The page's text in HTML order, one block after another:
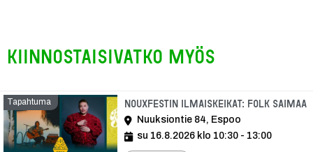
Kiinnostaisivatko myös
Tapahtuma Nouxfestin ilmaiskeikat: Folk Saimaa
Nuuksiontie 84, Espoo
su 16.8.2026 klo 10:30 - 13:00